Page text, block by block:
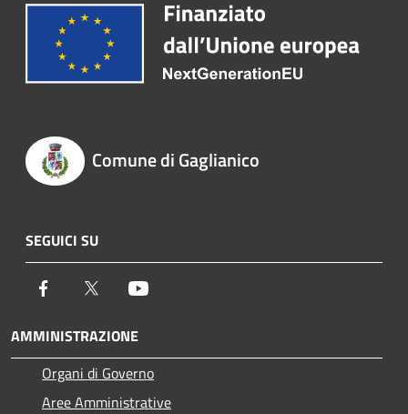
Comune di Gaglianico
SEGUICI SU
Facebook Twitter
AMMINISTRAZIONE
Organi di Governo
Aree Amministrative